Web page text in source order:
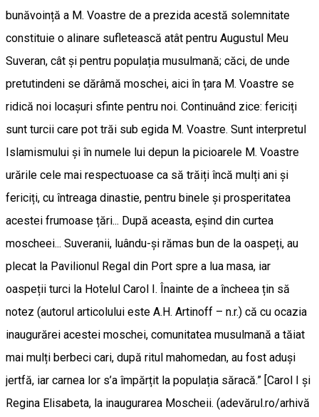
bunăvoință a M. Voastre de a prezida acestă solemnitate
constituie o alinare sufletească atât pentru Augustul Meu
Suveran, cât și pentru populația musulmană; căci, de unde
pretutindeni se dărâmă moschei, aici în țara M. Voastre se
ridică noi locașuri sfinte pentru noi. Continuând zice: fericiți
sunt turcii care pot trăi sub egida M. Voastre. Sunt interpretul
Islamismului și în numele lui depun la picioarele M. Voastre
urările cele mai respectuoase ca să trăiți încă mulți ani și
fericiți, cu întreaga dinastie, pentru binele și prosperitatea
acestei frumoase țări... După aceasta, eșind din curtea
moscheei... Suveranii, luându-și rămas bun de la oaspeți, au
plecat la Pavilionul Regal din Port spre a lua masa, iar
oaspeții turci la Hotelul Carol I. Înainte de a încheea țin să
notez (autorul articolului este A.H. Artinoff – n.r.) că cu ocazia
inaugurărei acestei moschei, comunitatea musulmană a tăiat
mai mulți berbeci cari, după ritul mahomedan, au fost aduși
jertfă, iar carnea lor s’a împărțit la populația săracă.” [Carol I și
Regina Elisabeta, la inaugurarea Moscheii. (adevărul.ro/arhivă